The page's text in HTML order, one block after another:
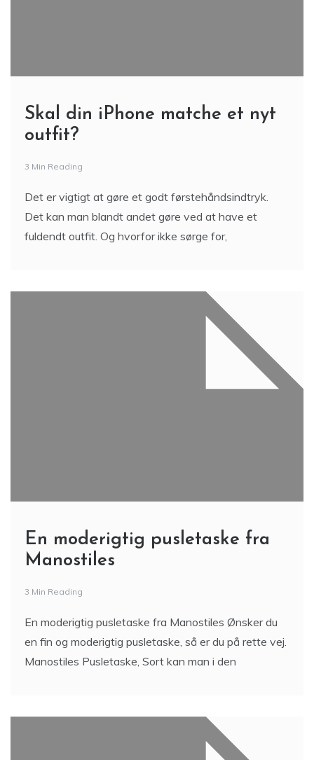
Skal din iPhone matche et nyt
outfit?
3 Min Reading
Det er vigtigt at gøre et godt førstehåndsindtryk.
Det kan man blandt andet gøre ved at have et
fuldendt outfit. Og hvorfor ikke sørge for,
En moderigtig pusletaske fra
Manostiles
3 Min Reading
En moderigtig pusletaske fra Manostiles Ønsker du
en fin og moderigtig pusletaske, så er du på rette vej.
Manostiles Pusletaske, Sort kan man i den